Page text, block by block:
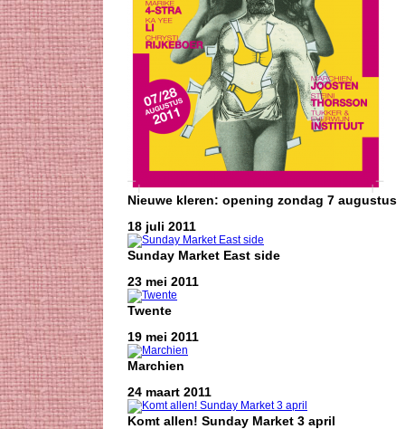
Nieuwe kleren: opening zondag 7 augustus
18 juli 2011
Sunday Market East side
23 mei 2011
Twente
19 mei 2011
Marchien
24 maart 2011
Komt allen! Sunday Market 3 april